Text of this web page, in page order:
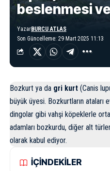
beslenmesi
Son Güncelleme: 29 Mart 2025 11:13
YazarBURCU ATLAS
Bozkurt ya da gri kurt (Canis
büyük üyesi. Bozkurtların ataları
dingolar gibi vahşi köpeklerle
adamları bozkurdu, diğer alt
olarak kabul ediyor.
İÇİNDEKİLER